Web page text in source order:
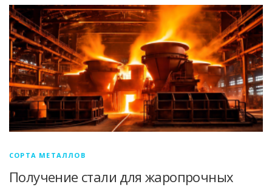
СОРТА МЕТАЛЛОВ
Получение стали для жаропрочных